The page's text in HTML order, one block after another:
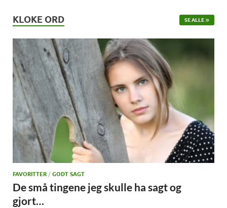
KLOKE ORD SE ALLE
FAVORITTER / GODT SAGT
De små tingene jeg skulle ha sagt og
gjort…